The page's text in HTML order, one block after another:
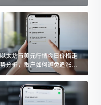
以太坊币美元行情今日价格走
势分析，散户如何避免追涨杀
跌被套牢